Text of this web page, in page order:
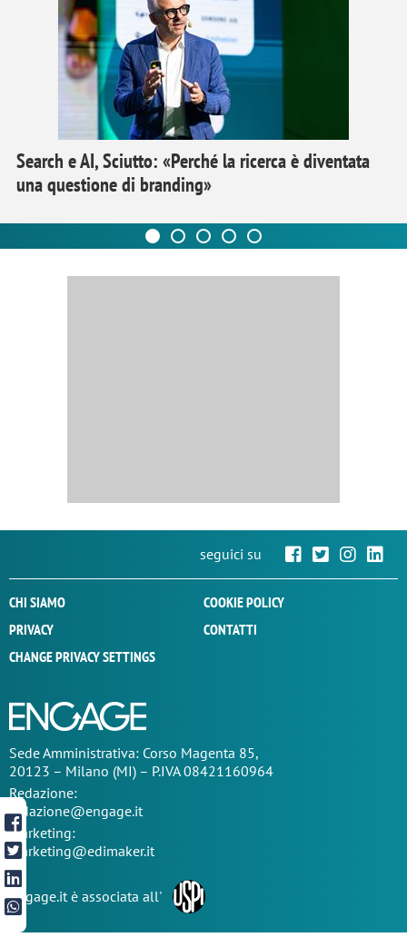
Search e AI, Sciutto: «Perché la ricerca è diventata
una questione di branding»
seguici su
CHI SIAMO
COOKIE POLICY
PRIVACY
CONTATTI
CHANGE PRIVACY SETTINGS
SedeAmministrativa: Corso Magenta 85,
20123 – Milano (MI) – P.IVA 08421160964
Redazione:
redazione@engage.it
Marketing:
marketing@edimaker.it
Engage.it è associata all'